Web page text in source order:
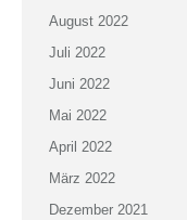
August 2022
Juli 2022
Juni 2022
Mai 2022
April 2022
März 2022
Dezember 2021